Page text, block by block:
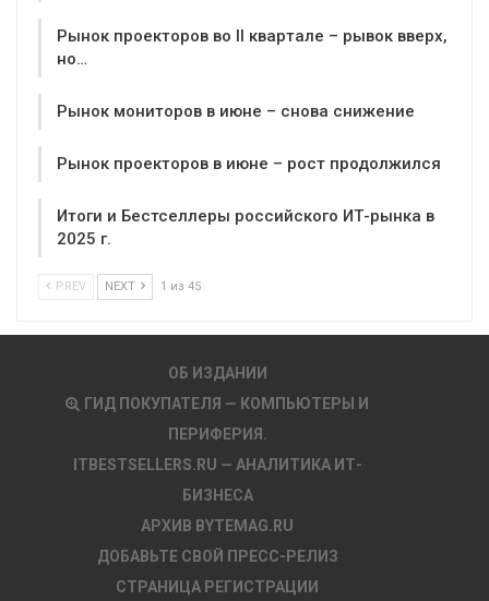
Рынок проекторов во II квартале – рывок вверх,
но…
Рынок мониторов в июне – снова снижение
Рынок проекторов в июне – рост продолжился
Итоги и Бестселлеры российского ИТ-рынка в
2025 г.
PREV NEXT 1 из 45
ОБ ИЗДАНИИ
ГИД ПОКУПАТЕЛЯ — КОМПЬЮТЕРЫ И
ПЕРИФЕРИЯ.
ITBESTSELLERS.RU — АНАЛИТИКА ИТ-
БИЗНЕСА
АРХИВ BYTEMAG.RU
ДОБАВЬТЕ СВОЙ ПРЕСС-РЕЛИЗ
СТРАНИЦА РЕГИСТРАЦИИ